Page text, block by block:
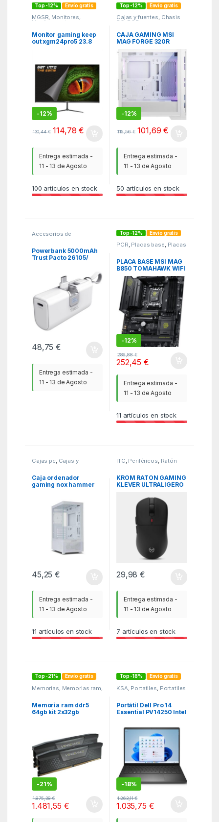
Top -12% Envío gratis
MGSR, Monitores,
Monitores y tv
Monitor gaming keep
out xgm24pro5 23.8
-12%
130,44€ 114,78€
Entrega estimada -
11 - 13 de Agosto
100 artículos en stock
Top -12% Envío gratis
Cajas y fuentes, Chasis
PC PCR
CAJA GAMING MSI
MAG FORGE 320R
WHITE
-12%
115,56€ 101,69€
Entrega estimada -
11 - 13 de Agosto
50 artículos en stock
Accesorios de
Powerbank 5000mAh
Trust Pacto 26105/
48,75€
Entrega estimada -
11 - 13 de Agosto
Top -12% Envío gratis
PCR Placas base Placas
base
PLACA BASE MSI MAG
B850 TOMAHAWK WIFI
PCI-E x16 Gen5, M.2
Gen5
-12%
286,88€
252,45€
Entrega estimada -
11 - 13 de Agosto
11 artículos en stock
Cajas pc, Cajas y
Caja ordenador
gaming nox hammer
45,25€
Entrega estimada -
11 - 13 de Agosto
11 artículos en stock
ITC, Periféricos, Ratón
KROM RATON GAMING
KLEVER ULTRALIGERO
29,98€
Entrega estimada -
11 - 13 de Agosto
7 artículos en stock
Top -21% Envío gratis
Memorias Memorias ram
Memoria ram ddr5
64gb kit 2x32gb
-21%
1.875,38€
1.481,55 €
Top -18% Envío gratis
KSA Portatiles Portatiles
Portátil Dell Pro 14
Essential PV14250 Intel
16GB/ 1TB SSD/ 14″/
Win11 Pro
-18%
1.263,11€
1.035,75 €